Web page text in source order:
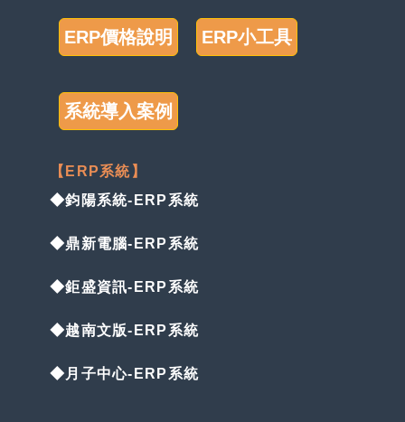
ERP價格說明 ERP小工具
系統導入案例
【ERP系統】
◆鈞陽系統-ERP系統
◆鼎新電腦-ERP系統
◆鉅盛資訊-ERP系統
◆越南文版-ERP系統
◆月子中心-ERP系統